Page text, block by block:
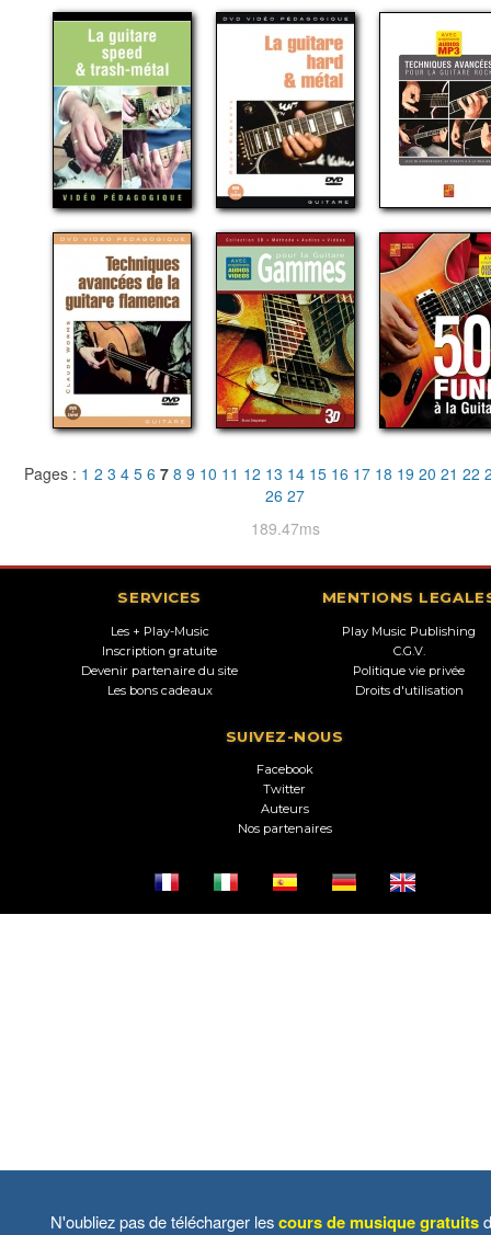
Pages : 1 2 3 4 5 6 7 8 9 10 11 12 13 14 15 16 17 18 19 20 21 22
26 27
189.47ms
SERVICES
Les + Play-Music
Inscription gratuite
Devenir partenaire du site
Les bons cadeaux
MENTIONS
Play Music Publishing
C.G.V.
Politique vie privée
Droits d'utilisation
SUIVEZ-NOUS
Facebook
Twitter
Auteurs
Nos partenaires
N'oubliez pas de télécharger lescours de musique gratuits